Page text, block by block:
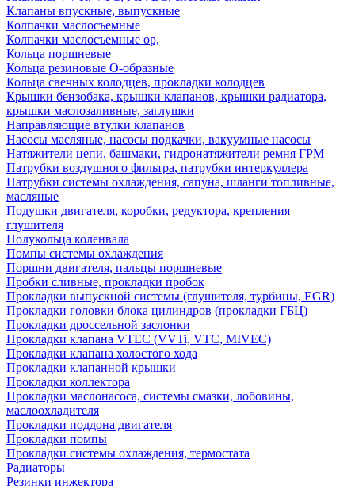
Клапаны впускные, выпускные
Колпачки маслосъемные
Колпачки маслосъемные ор,
Кольца поршневые
Кольца резиновые О-образные
Кольца свечных колодцев, прокладки колодцев
Крышки бензобака, крышки клапанов, крышки радиатора,
крышки маслозаливные, заглушки
Направляющие втулки клапанов
Насосы масляные, насосы подкачки, вакуумные насосы
Натяжители цепи, башмаки, гидронатяжители ремня ГРМ
Патрубки воздушного фильтра, патрубки интеркуллера
Патрубки системы охлаждения, сапуна, шланги топливные,
масляные
Подушки двигателя, коробки, редуктора, крепления
глушителя
Полукольца коленвала
Помпы системы охлаждения
Поршни двигателя, пальцы поршневые
Пробки сливные, прокладки пробок
Прокладки выпускной системы (глушителя, турбины, EGR)
Прокладки головки блока цилиндров (прокладки ГБЦ)
Прокладки дроссельной заслонки
Прокладки клапана VTEC (VVTi, VTC, MIVEC)
Прокладки клапана холостого хода
Прокладки клапанной крышки
Прокладки коллектора
Прокладки маслонасоса, системы смазки, лобовины,
маслоохладителя
Прокладки поддона двигателя
Прокладки помпы
Прокладки системы охлаждения, термостата
Радиаторы
Резинки инжектора